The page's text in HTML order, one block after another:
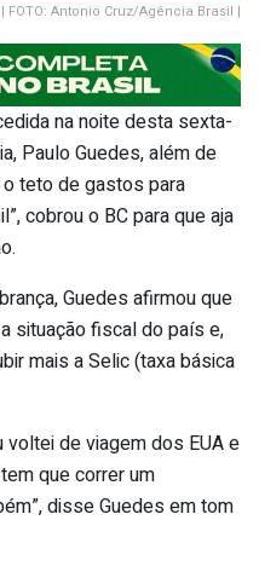
Antonio Cruz/Agência Brasil |
na noite desta sexta-
Paulo Guedes, além de
teto de gastos para
cobrou o BC para que aja
Guedes afirmou que
situação fiscal do país e,
mais a Selic (taxa básica
voltei de viagem dos EUA e
que correr um
disse Guedes em tom